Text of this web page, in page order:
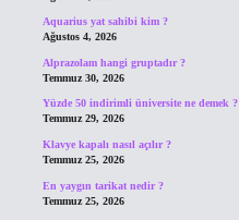
Aquarius yat sahibi kim ?
Ağustos 4, 2026
Alprazolam hangi gruptadır ?
Temmuz 30, 2026
Yüzde 50 indirimli üniversite ne demek ?
Temmuz 29, 2026
Klavye kapalı nasıl açılır ?
Temmuz 25, 2026
En yaygın tarikat nedir ?
Temmuz 25, 2026